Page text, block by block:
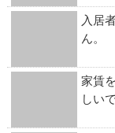
入居
ん。
家賃
しい